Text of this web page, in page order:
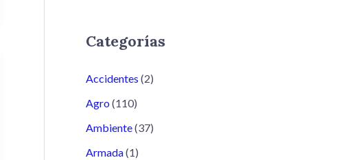
Categorías
Accidentes (2)
Agro (110)
Ambiente(37)
Armada(1)